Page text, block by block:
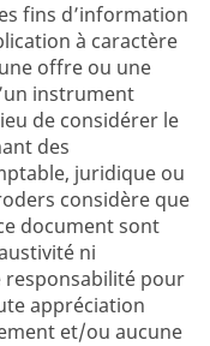
fins d’information
à caractère
offre ou une
instrument
de considérer le
des
juridique ou
considère que
document sont
ni
responsabilité pour
appréciation
et/ou aucune